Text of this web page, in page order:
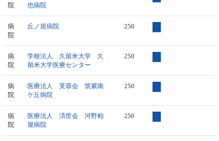
院
也病院
病
院
丘ノ規病院 250
病
院
学校法人 久留米大学 久
留米大学医療センター
250
病
院
医療法人 芙蓉会 筑紫南
ケ丘病院
250
病
院
医療法人 済世会 河野粕
屋病院
250